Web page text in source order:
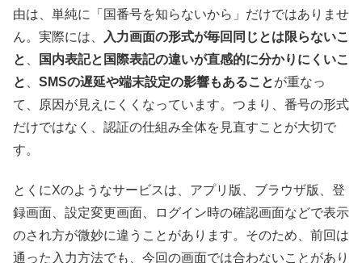
由は、単純に「国番号を知らないから」だけではありませ
ん。実際には、
入力画面の形式が毎回同じとは限らないこ
と
国内表記と国際表記の違いが直感的に分かりにくいこ
と
SMSの遅延や端末設定の影響もあることが重なっ
て、原因が見えにくくなっています。つまり、番号の形式
だけではなく、認証の仕組み全体を見直すことが大切で
す。
とくにXのようなサービスは、アプリ版、ブラウザ版、登
録画面、設定変更画面、ログイン時の確認画面などで表示
のされ方が微妙に違うことがあります。そのため、前回は
通った入力方法でも、今回の画面では合わないことがあり